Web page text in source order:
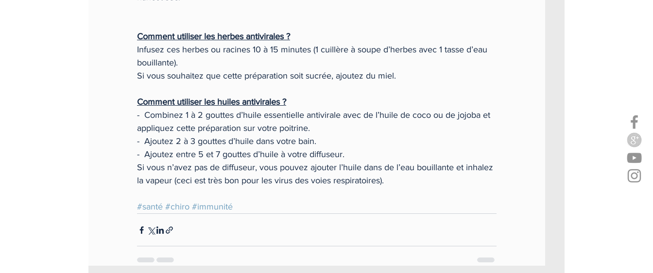
Comment utiliser les herbes antivirales ?
Infusez ces herbes ou racines 10 à 15 minutes (1 cuillère à soupe d’herbes avec 1 tasse d’eau
bouillante).
Si vous souhaitez que cette préparation soit sucrée, ajoutez du miel.
Comment utiliser les huiles antivirales ?
-  Combinez 1 à 2 gouttes d’huile essentielle antivirale avec de l’huile de coco ou de jojoba et
appliquez cette préparation sur votre poitrine.
-  Ajoutez 2 à 3 gouttes d’huile dans votre bain.
-  Ajoutez entre 5 et 7 gouttes d’huile à votre diffuseur.
Si vous n’avez pas de diffuseur, vous pouvez ajouter l’huile dans de l’eau bouillante et inhalez
la vapeur (ceci est très bon pour les virus des voies respiratoires).
#santé #chiro #immunité